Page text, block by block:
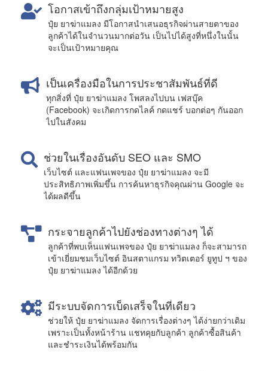
โอกาสเข้าถึงกลุ่มเป้าหมายสูง
ปุ๋ย ยาฆ่าแมลง มีโอกาสนำเสนอธุรกิจผ่านสายตาของ
ลูกค้าได้ในจำนวนมากต่อวัน เป็นไปได้สูงที่หนึ่งในนั้น
จะเป็นเป้าหมายคุณ
เป็นเครื่องมือในการประชาสัมพันธ์ที่ดี
ทุกสิ่งที่ ปุ๋ย ยาฆ่าแมลง โพสลงไปบน เฟสบุ๊ค
(Facebook) จะเกิดการกดไลค์ กดแชร์ บอกต่อๆ กันออก
ไปในสังคม
ช่วยในเรื่องอันดับ SEO และ SMO
เว็บไซต์ และแฟนเพจของ ปุ๋ย ยาฆ่าแมลง จะมี
ประสิทธิภาพเพิ่มขึ้น การค้นหาธุรกิจคุณผ่าน Google จะ
ได้ผลดีขึ้น
กระจายลูกค้าไปยังช่องทางต่างๆ ได้
ลูกค้าที่พบเห็นแฟนเพจของ ปุ๋ย ยาฆ่าแมลง ก็จะสามารถ
เข้าเยี่ยมชมเว็บไซต์ อินสตาแกรม ทวิตเตอร์ ยูทูป ฯ ของ
ปุ๋ย ยาฆ่าแมลง ได้อีกด้วย
มีระบบจัดการเบ็ดเสร็จในที่เดียว
ช่วยให้ ปุ๋ย ยาฆ่าแมลง จัดการเรื่องต่างๆ ได้ง่ายกว่าเดิม
เพราะเป็นทั้งหน้าร้าน แชทคุยกับลูกค้า ลูกค้าซื้อสินค้า
และชำระเงินได้พร้อมกัน